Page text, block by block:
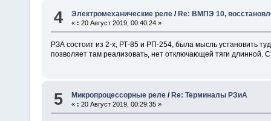
4 Электромеханические реле /Re: ВМПЭ 10,
« : 20 Август 2019, 00:40:24 »
РЗА состоит из 2-х, РТ-85 и РП-254, была мысль установить
позволяет там реализовать, нет отключающей тяги
5 Микропроцессорные реле / Re: Терминалы РЗиА
« : 20 Август 2019, 00:29:35 »